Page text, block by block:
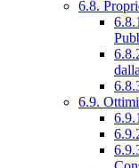
6.8.
6.9.